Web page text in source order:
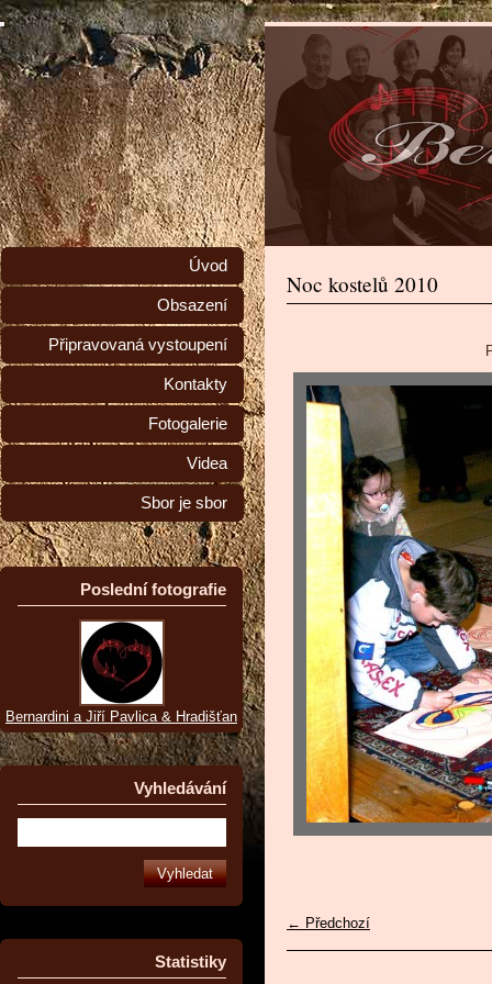
Noc kostelů 2010
← Předchozí
Úvod
Obsazení
Připravovaná vystoupení
Kontakty
Fotogalerie
Videa
Sbor je sbor
Poslední fotografie
Bernardini a Jiří Pavlica & Hradišťan
Vyhledávání
Statistiky